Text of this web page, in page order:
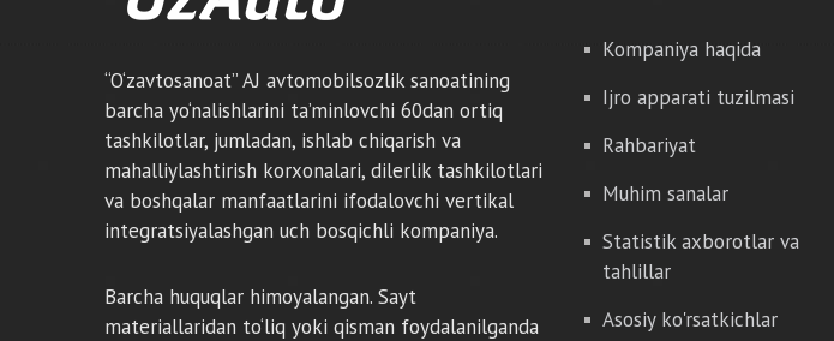
“O‘zavtosanoat” AJ avtomobilsozlik sanoatining
barcha yo‘nalishlarini ta’minlovchi 60dan ortiq
tashkilotlar, jumladan, ishlab chiqarish va
mahalliylashtirish korxonalari, dilerlik tashkilotlari
va boshqalar manfaatlarini ifodalovchi vertikal
integratsiyalashgan uch bosqichli kompaniya.
Barcha huquqlar himoyalangan. Sayt
materiallaridan to‘liq yoki qisman foydalanilganda
Kompaniya haqida
Ijro apparati tuzilmasi
Rahbariyat
Muhim sanalar
Statistik axborotlar va
tahlillar
Asosiy ko'rsatkichlar